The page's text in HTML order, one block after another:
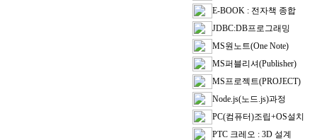
E-BOOK : 전자책 종합
JDBC:DB프로그래밍
MS원노트(One Note)
MS퍼블리셔(Publisher)
MS프로젝트(PROJECT)
Node.js(노드.js)과정
PC(컴퓨터)조립+OS설치
PTC 크레오 : 3D 설계